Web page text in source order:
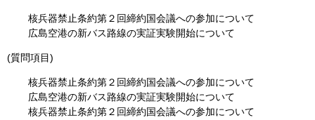
核兵器禁止条約第２回締約国会議への参加について
広島空港の新バス路線の実証実験開始について
(質問項目)
核兵器禁止条約第２回締約国会議への参加について
広島空港の新バス路線の実証実験開始について
核兵器禁止条約第２回締約国会議への参加について